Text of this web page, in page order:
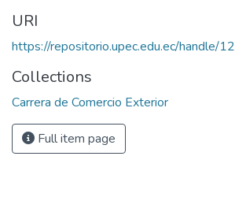
URI
https://repositorio.upec.edu.ec/handle/
Collections
Carrera de Comercio Exterior
Full item page